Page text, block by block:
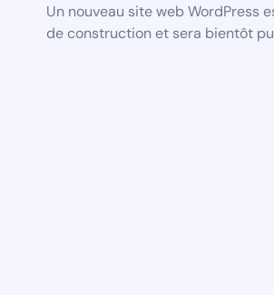
Un nouveau site web WordPress
de construction et sera bientôt